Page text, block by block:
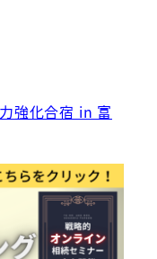
強化合宿 in 富